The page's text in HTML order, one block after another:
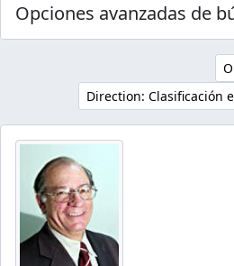
Opciones avanzadas de
Direction: Clasificación